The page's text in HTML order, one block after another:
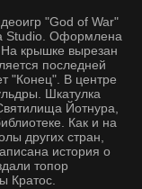
"God of War"
Studio. Оформлена
На крышке вырезан
последней
"Конец". В центре
Шкатулка
Йотнура,
Как и на
других стран,
история о
топор
Кратос.